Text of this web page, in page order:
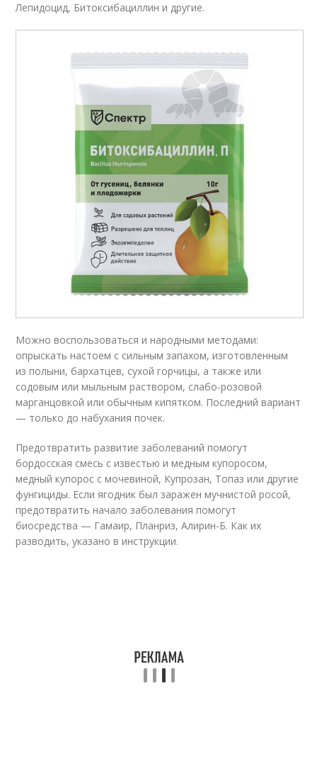
Лепидоцид, Битоксибациллин и другие.
Можно воспользоваться и народными методами:
опрыскать настоем с сильным запахом, изготовленным
из полыни, бархатцев, сухой горчицы, а также или
содовым или мыльным раствором, слабо-розовой
марганцовкой или обычным кипятком. Последний вариант
— только до набухания почек.
Предотвратить развитие заболеваний помогут
бордосская смесь с известью и медным купоросом,
медный купорос с мочевиной, Купрозан, Топаз или другие
фунгициды. Если ягодник был заражен мучнистой росой,
предотвратить начало заболевания помогут
биосредства — Гамаир, Планриз, Алирин-Б. Как их
разводить, указано в инструкции.